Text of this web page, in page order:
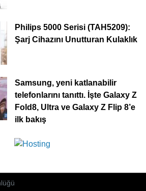
Philips 5000 Serisi (TAH5209):
Şarj Cihazını Unutturan Kulaklık
Samsung, yeni katlanabilir
telefonlarını tanıttı. İşte Galaxy Z
Fold8, Ultra ve Galaxy Z Flip 8’e
ilk bakış